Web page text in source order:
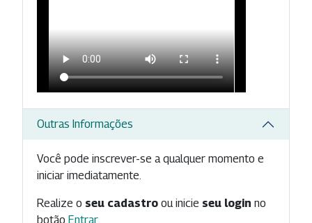
Outras Informações
Você pode inscrever-se a qualquer momento e
iniciar imediatamente.
Realize o seu cadastro ou inicie seu login no
botão Entrar.